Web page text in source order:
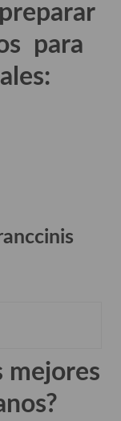
tostas y
para
mejores